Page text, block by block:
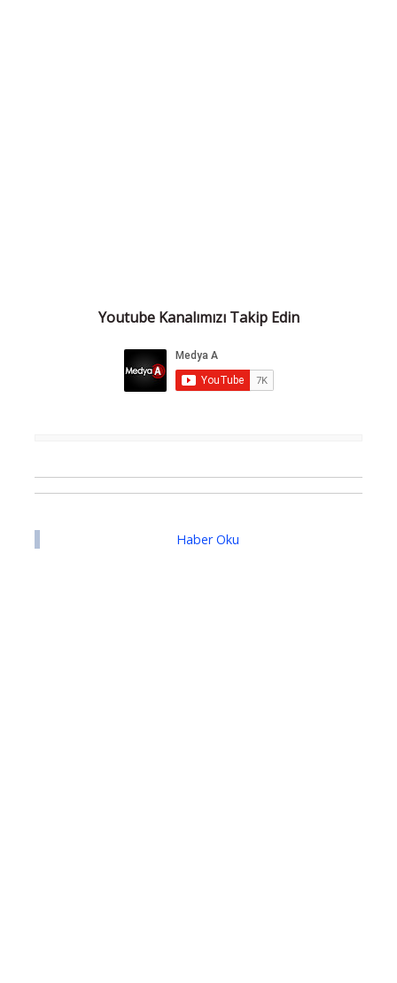
Youtube Kanalımızı Takip Edin
Haber Oku